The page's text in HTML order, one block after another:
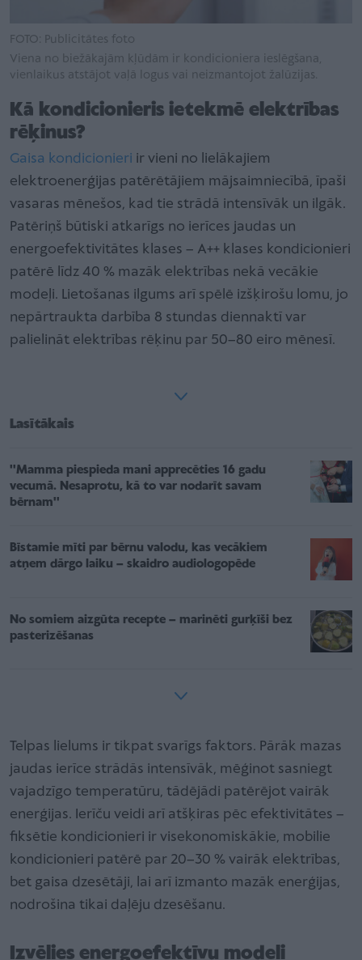
FOTO: Publicitātes foto
Viena no biežākajām kļūdām ir kondicioniera ieslēgšana,
vienlaikus atstājot vaļā logus vai neizmantojot žalūzijas.
Kā kondicionieris ietekmē elektrības
rēķinus?
Gaisa kondicionieri ir vieni no lielākajiem
elektroenerģijas patērētājiem mājsaimniecībā, īpaši
vasaras mēnešos, kad tie strādā intensīvāk un ilgāk.
Patēriņš būtiski atkarīgs no ierīces jaudas un
energoefektivitātes klases – A++ klases kondicionieri
patērē līdz 40 % mazāk elektrības nekā vecākie
modeļi. Lietošanas ilgums arī spēlē izšķirošu lomu, jo
nepārtraukta darbība 8 stundas diennaktī var
palielināt elektrības rēķinu par 50–80 eiro mēnesī.
Lasītākais
''Mamma piespieda mani apprecēties 16 gadu
vecumā. Nesaprotu, kā to var nodarīt savam
bērnam''
Bīstamie mīti par bērnu valodu, kas vecākiem
atņem dārgo laiku – skaidro audiologopēde
No somiem aizgūta recepte – marinēti gurķīši bez
pasterizēšanas
Telpas lielums ir tikpat svarīgs faktors. Pārāk mazas
jaudas ierīce strādās intensīvāk, mēģinot sasniegt
vajadzīgo temperatūru, tādējādi patērējot vairāk
enerģijas. Ierīču veidi arī atšķiras pēc efektivitātes –
fiksētie kondicionieri ir visekonomiskākie, mobilie
kondicionieri patērē par 20–30 % vairāk elektrības,
bet gaisa dzesētāji, lai arī izmanto mazāk enerģijas,
nodrošina tikai daļēju dzesēšanu.
Izvēlies energoefektīvu modeli